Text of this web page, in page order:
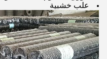
علب خشبية